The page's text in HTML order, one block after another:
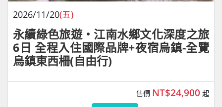
2026/11/20(五)
永續綠色旅遊・江南水鄉文化深度之旅
6日 全程入住國際品牌+夜宿烏鎮-全覽
烏鎮東西柵(自由行)
售價 NT$24,900 起